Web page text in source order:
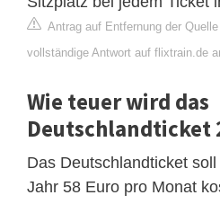
Antrag auf Entfernung der Quelle
vollständige Antwort auf flixtrain.de
Wie teuer wird das
Deutschlandticket
Das Deutschlandticket
Jahr 58 Euro pro Monat